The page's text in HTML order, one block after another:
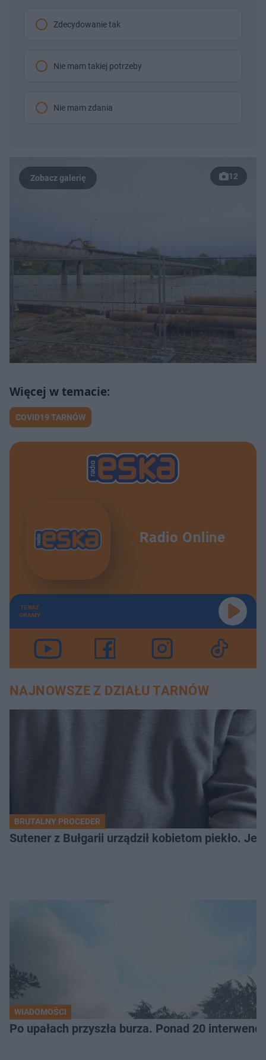
Zdecydowanie tak
Nie mam takiej potrzeby
Nie mam zdania
12
COVID19 TARNÓW
Radio Online
TERAZ
GRAMY
NAJNOWSZE Z DZIAŁU TARNÓW
BRUTALNY PROCEDER
Sutener z Bułgarii urządził kobietom piekło.
WIADOMOŚCI
Po upałach przyszła burza. Ponad 20